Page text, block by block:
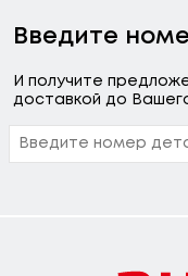
Введите
И получите
доставкой до